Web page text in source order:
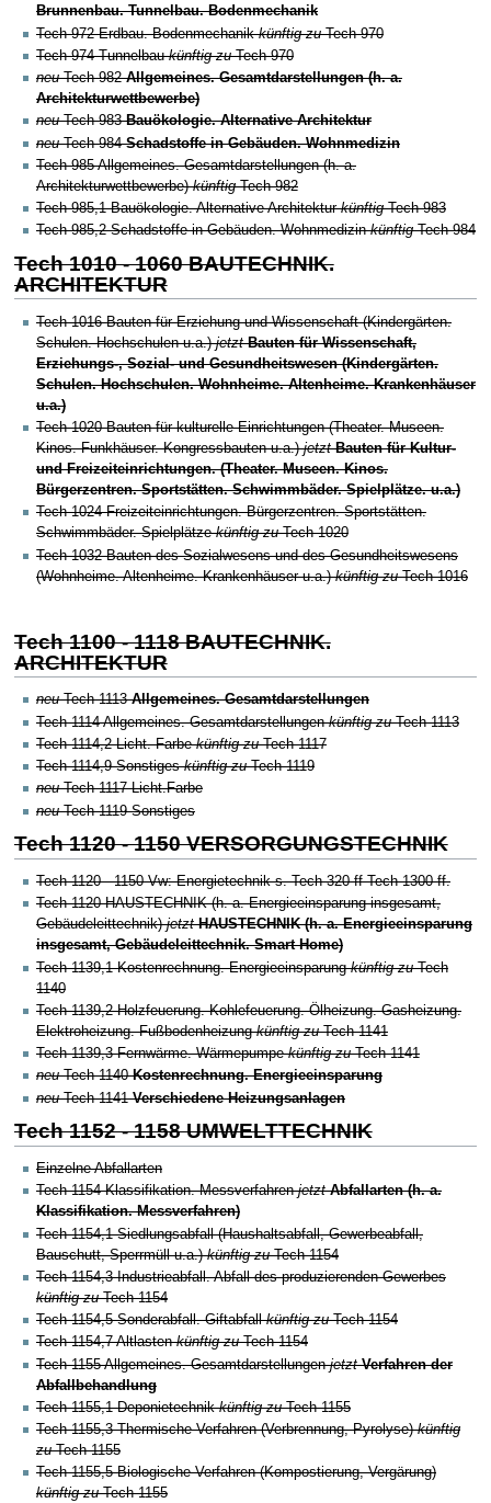
Brunnenbau. Tunnelbau. Bodenmechanik
Tech 972 Erdbau. Bodenmechanik künftig zuTech 970
Tech 974 Tunnelbau künftig zuTech 970
neuTech 982Allgemeines. Gesamtdarstellungen (h. a.
Architekturwettbewerbe)
neuTech 983Bauökologie. Alternative Architektur
neuTech 984Schadstoffe in Gebäuden. Wohnmedizin
Tech 985 Allgemeines. Gesamtdarstellungen (h. a.
Architekturwettbewerbe) künftigTech 982
Tech 985,1 Bauökologie. Alternative Architektur künftigTech 983
Tech 985,2 Schadstoffe in Gebäuden. Wohnmedizin künftigTech 984
Tech 1010 - 1060 BAUTECHNIK.
ARCHITEKTUR
Tech 1016Bauten für Erziehung und Wissenschaft (Kindergärten.
Schulen. Hochschulen u.a.) jetzt Bauten für Wissenschaft,
Erziehungs-, Sozial- und Gesundheitswesen (Kindergärten.
Schulen. Hochschulen. Wohnheime. Altenheime. Krankenhäuser
u.a.)
Tech 1020Bauten für kulturelle Einrichtungen (Theater. Museen.
Kinos. Funkhäuser. Kongressbauten u.a.) jetzt Bauten für Kultur-
und Freizeiteinrichtungen. (Theater. Museen. Kinos.
Bürgerzentren. Sportstätten. Schwimmbäder. Spielplätze. u.a.)
Tech 1024 Freizeiteinrichtungen. Bürgerzentren. Sportstätten.
Schwimmbäder. Spielplätze künftig zuTech 1020
Tech 1032 Bauten des Sozialwesens und des Gesundheitswesens
(Wohnheime. Altenheime. Krankenhäuser u.a.) künftig zuTech 1016
Tech 1100 - 1118 BAUTECHNIK.
ARCHITEKTUR
neuTech 1113Allgemeines. Gesamtdarstellungen
Tech 1114 Allgemeines. Gesamtdarstellungen künftig zuTech 1113
Tech 1114,2 Licht. Farbe künftig zuTech 1117
Tech 1114,9 Sonstiges künftig zuTech 1119
neuTech 1117 Licht.Farbe
neuTech 1119 Sonstiges
Tech 1120 - 1150 VERSORGUNGSTECHNIK
Tech 1120 - 1150 Vw: Energietechnik s.Tech 320 ffTech 1300 ff.
Tech 1120HAUSTECHNIK (h. a. Energieeinsparung insgesamt,
Gebäudeleittechnik)jetzt HAUSTECHNIK (h. a. Energieeinsparung
insgesamt, Gebäudeleittechnik. Smart Home)
Tech 1139,1 Kostenrechnung. Energieeinsparung künftig zuTech
1140
Tech 1139,2 Holzfeuerung. Kohlefeuerung. Ölheizung. Gasheizung.
Elektroheizung. Fußbodenheizungkünftig zuTech 1141
Tech 1139,3 Fernwärme. Wärmepumpekünftig zuTech 1141
neuTech 1140Kostenrechnung. Energieeinsparung
neuTech 1141Verschiedene Heizungsanlagen
Tech 1152 - 1158 UMWELTTECHNIK
Einzelne Abfallarten
Tech 1154Klassifikation. Messverfahrenjetzt Abfallarten (h. a.
Klassifikation. Messverfahren)
Tech 1154,1 Siedlungsabfall (Haushaltsabfall, Gewerbeabfall,
Bauschutt, Sperrmüll u.a.) künftig zuTech 1154
Tech 1154,3 Industrieabfall. Abfall des produzierenden Gewerbes
künftig zuTech 1154
Tech 1154,5 Sonderabfall. Giftabfall künftig zuTech 1154
Tech 1154,7 Altlasten künftig zuTech 1154
Tech 1155Allgemeines. Gesamtdarstellungen jetzt Verfahren der
Abfallbehandlung
Tech 1155,1 Deponietechnik künftig zuTech 1155
Tech 1155,3 Thermische Verfahren (Verbrennung, Pyrolyse) künftig
zuTech 1155
Tech 1155,5 Biologische Verfahren (Kompostierung, Vergärung)
künftig zuTech 1155